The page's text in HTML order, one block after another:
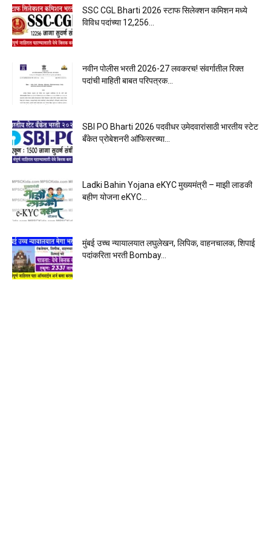
SSC CGL Bharti 2026 स्टाफ सिलेक्शन कमिशन मध्ये
विविध पदांच्या 12,256...
नवीन पोलीस भरती 2026-27 लवकरच! संवर्गातील रिक्त
पदांची माहिती बाबत परिपत्रक...
SBI PO Bharti 2026 पदवीधर उमेदवारांसाठी भारतीय स्टेट
बँकेत प्रोबेशनरी आ‍ॅफिसरच्या...
Ladki Bahin Yojana eKYC मुख्यमंत्री – माझी लाडकी
बहीण योजना eKYC...
मुंबई उच्च न्यायालयात लघुलेखन, लिपिक, वाहनचालक, शिपाई
पदांकरिता भरती Bombay...